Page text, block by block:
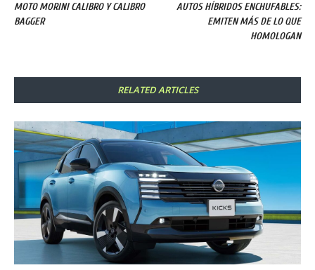
MOTO MORINI CALIBRO Y CALIBRO
BAGGER
AUTOS HÍBRIDOS ENCHUFABLES:
EMITEN MÁS DE LO QUE
HOMOLOGAN
RELATED ARTICLES